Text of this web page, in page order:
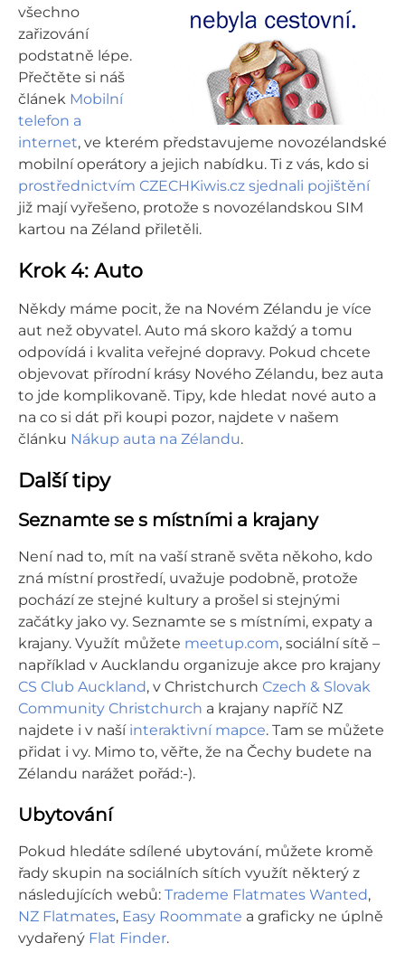
všechno
zařizování
podstatně lépe.
Přečtěte si náš
článek Mobilní
telefon a
internet, ve kterém představujeme novozélandské
mobilní operátory a jejich nabídku. Ti z vás, kdo si
prostřednictvím CZECHKiwis.cz sjednali pojištění
již mají vyřešeno, protože s novozélandskou SIM
kartou na Zéland přiletěli.
Krok 4: Auto
Někdy máme pocit, že na Novém Zélandu je více
aut než obyvatel. Auto má skoro každý a tomu
odpovídá i kvalita veřejné dopravy. Pokud chcete
objevovat přírodní krásy Nového Zélandu, bez auta
to jde komplikovaně. Tipy, kde hledat nové auto a
na co si dát při koupi pozor, najdete v našem
článku Nákup auta na Zélandu.
Další tipy
Seznamte se s místními a krajany
Není nad to, mít na vaší straně světa někoho, kdo
zná místní prostředí, uvažuje podobně, protože
pochází ze stejné kultury a prošel si stejnými
začátky jako vy. Seznamte se s místními, expaty a
krajany. Využít můžete meetup.com, sociální sítě –
například v Aucklandu organizuje akce pro krajany
CS Club Auckland, v Christchurch Czech & Slovak
Community Christchurch a krajany napříč NZ
najdete i v naší interaktivní mapce. Tam se můžete
přidat i vy. Mimo to, věřte, že na Čechy budete na
Zélandu narážet pořád:-).
Ubytování
Pokud hledáte sdílené ubytování, můžete kromě
řady skupin na sociálních sítích využít některý z
následujících webů: Trademe Flatmates Wanted,
NZ Flatmates, Easy Roommate a graficky ne úplně
vydařený Flat Finder.